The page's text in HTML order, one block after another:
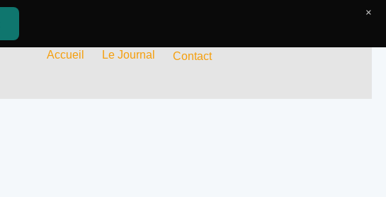
Accueil Le Journal Contact
×